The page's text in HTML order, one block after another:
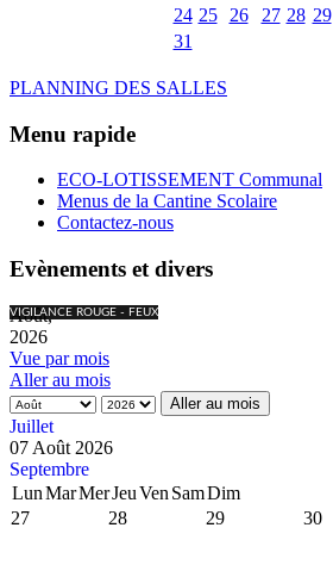
24 25 26 27 28 29
31
PLANNING DES SALLES
Menu rapide
ECO-LOTISSEMENT Communal
Menus de la Cantine Scolaire
Contactez-nous
Evènements et divers
VIGILANCE ROUGE - FEUX
Août,
2026
Vue par mois
Aller au mois
Aller au mois
Juillet
07 Août 2026
Septembre
LunMarMerJeuVen SamDim
27
28 29 30